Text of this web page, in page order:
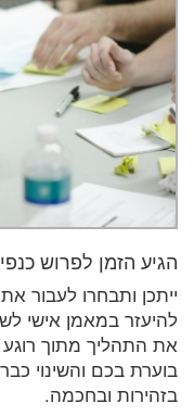
הגיע הזמן לפרוש
ייתכן ותבחרו לעבור
להיעזר במאמן אישי
את התהליך מתוך
בוערת בכם והשינוי
בזהירות ובחכמה.